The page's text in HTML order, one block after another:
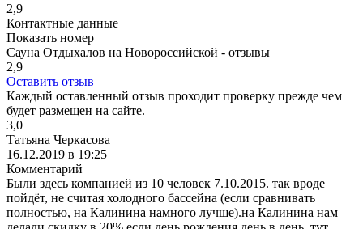
2,9
Контактные данные
Показать номер
Сауна Отдыхалов на Новороссийской - отзывы
2,9
Оставить отзыв
Каждый оставленный отзыв проходит проверку прежде чем
будет размещен на сайте.
3,0
Татьяна Черкасова
16.12.2019 в 19:25
Комментарий
Были здесь компанией из 10 человек 7.10.2015. так вроде
пойдёт, не считая холодного бассейна (если сравнивать
полностью, на Калинина намного лучше).на Калинина нам